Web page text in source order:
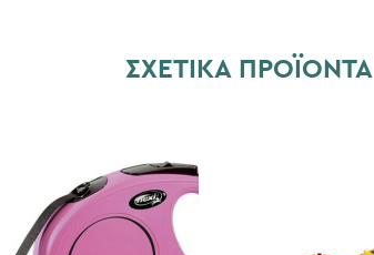
ΣΧΕΤΙΚΆ ΠΡΟΪΌΝΤΑ